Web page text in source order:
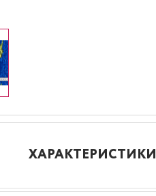
ХАРАКТЕРИСТИКИ